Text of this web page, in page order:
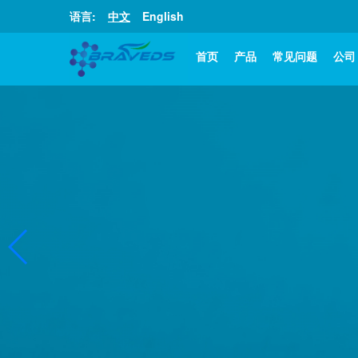
语言: 中文 English
首页 产品 常见问题 公司